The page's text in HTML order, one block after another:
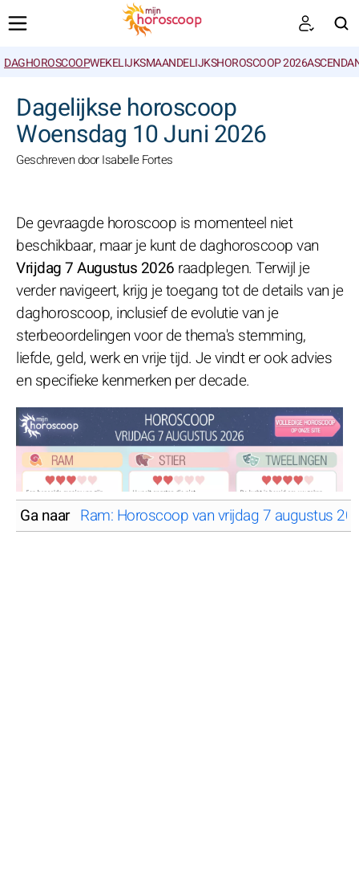
DAGHOROSCOOPWEKELIJKSMAANDELIJKSHOROSCOOP 2026
Dagelijkse horoscoop
Woensdag 10 Juni 2026
Geschreven door Isabelle Fortes
De gevraagde horoscoop is momenteel niet
beschikbaar, maar je kunt de daghoroscoop van
Vrijdag 7 Augustus 2026 raadplegen. Terwijl je
verder navigeert, krijg je toegang tot de details van je
daghoroscoop, inclusief de evolutie van je
sterbeoordelingen voor de thema's stemming,
liefde, geld, werk en vrije tijd. Je vindt er ook advies
en specifieke kenmerken per decade.
Ga naar Ram: Horoscoop van vrijdag 7 augustus